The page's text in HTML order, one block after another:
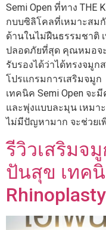
Semi Open ที่ทาง THE
กบบซิลิโคลที่เหมาะสม
ด้านในไม่ฝืนธรรมชาติ
ปลอดภัยที่สุด คุณหมอจะ
รับรองได้ว่าได้ทรงจมู
โปรแกรมการเสริมจมูก
เทคนิค Semi Open จะ
และพุ่งแบบละมุน เหมา
ไม่มีปัญหามาก จะช่วยเ
รีวิวเสริมจ
ปันสุข เทคนิ